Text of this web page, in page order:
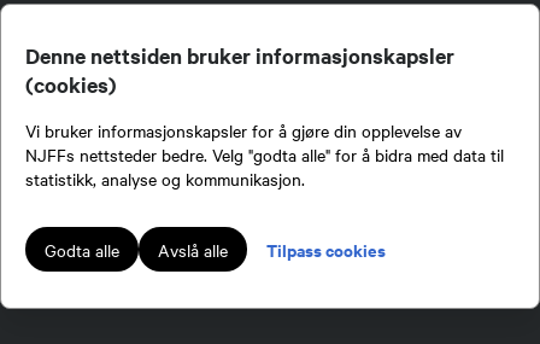
Denne nettsiden bruker informasjonskapsler
(cookies)
Vi bruker informasjonskapsler for å gjøre din opplevelse av
NJFFs nettsteder bedre. Velg "godta alle" for å bidra med data til
statistikk, analyse og kommunikasjon.
Godta alle Avslå alle Tilpass cookies
jegere og sportsfiskere og et av de viktigste miljøene for formidling av kunnskap om jakt og
fiske i Norge. Vi er en partipolitisk nøytral organisasjon, men har et sterkt jakt-, fiske-, og
naturpolitisk engasjement i mange saker.
Lokalforeninger tilsluttet Norges Jeger- og Fiskerforbund har ansvar for innhold de
publiserer på njff.no.